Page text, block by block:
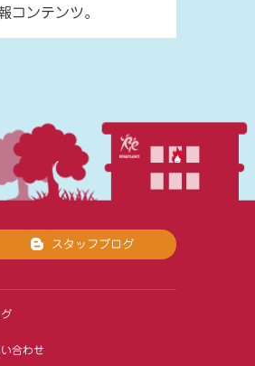
コンテンツ。
スタッフブログ
合わせ